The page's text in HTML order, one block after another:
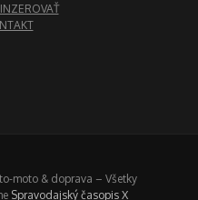
moto & doprava – Všetky
Spravodajský časopis X